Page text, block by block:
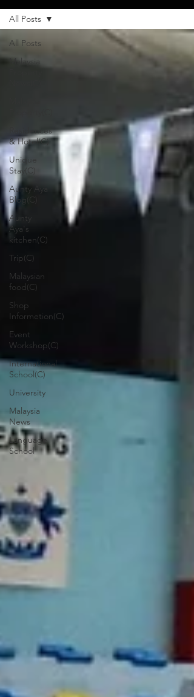
All Posts
Malaysia
Residences
& Hotel(C)
Unique
Stay(C)
Aunty Aya
Blog(C)
Aunty
Aya's
kitchen(C)
Trip(C)
Malaysian
food(C)
Shop
Informetion(C)
Event
Workshop(C)
International
School(C)
University
Malaysia
News
Language
School
All Posts